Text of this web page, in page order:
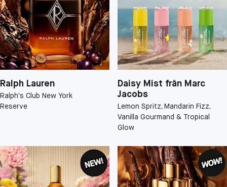
Ralph Lauren
Ralph's Club New York
Reserve
Daisy Mist från Marc
Jacobs
Lemon Spritz, Mandarin Fizz,
Vanilla Gourmand & Tropical
Glow